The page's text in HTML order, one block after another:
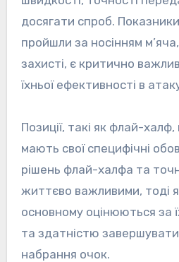
досягати спроб.
пройшли за носінням
захисті, є критично
їхньої ефективності в
Позиції, такі як флай-
мають свої специфічні
рішень флай-халфа та
життєво важливими, тоді
основному оцінюються за
та здатністю
набрання очок.